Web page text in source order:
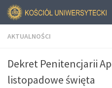
AKTUALNOŚCI
Dekret Penitencjarii
listopadowe święta